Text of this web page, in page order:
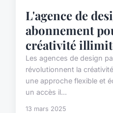
L'agence de
abonnement
créativité
Les agences de design
révolutionnent la
une approche flexible et
un accès il...
13 mars 2025